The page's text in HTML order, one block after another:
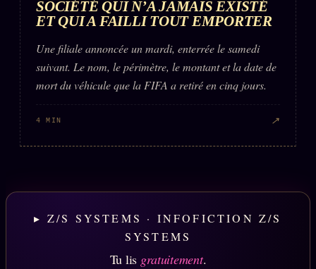
SOCIÉTÉ QUI N’A JAMAIS EXISTÉ
ET QUI A FAILLI TOUT EMPORTER
Une filiale annoncée un mardi, enterrée le samedi
suivant. Le nom, le périmètre, le montant et la date de
mort du véhicule que la FIFA a retiré en cinq jours.
4 MIN ↗
▸ Z/S SYSTEMS · INFOFICTION Z/S
SYSTEMS
Tu lis gratuitement.